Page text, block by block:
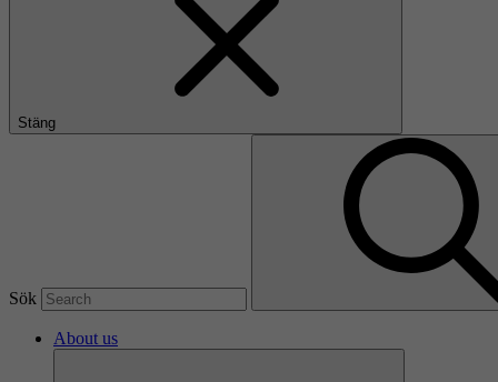
Stäng
Sök
About us